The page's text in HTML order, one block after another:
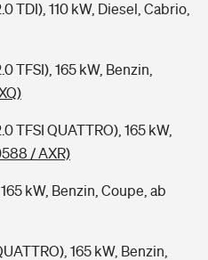
TDI), 110 kW, Diesel, Cabrio,
TFSI), 165 kW, Benzin,
TFSI QUATTRO), 165 kW,
/ AXR)
kW, Benzin, Coupe, ab
165 kW, Benzin,